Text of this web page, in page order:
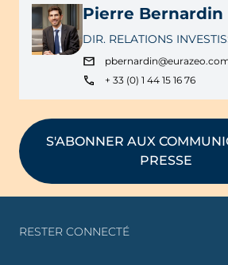
Pierre Bernardin
DIR. RELATIONS
+ 33 (0) 1 44 15 16 76
S'ABONNER AUX
PRESSE
RESTER CONNECTÉ